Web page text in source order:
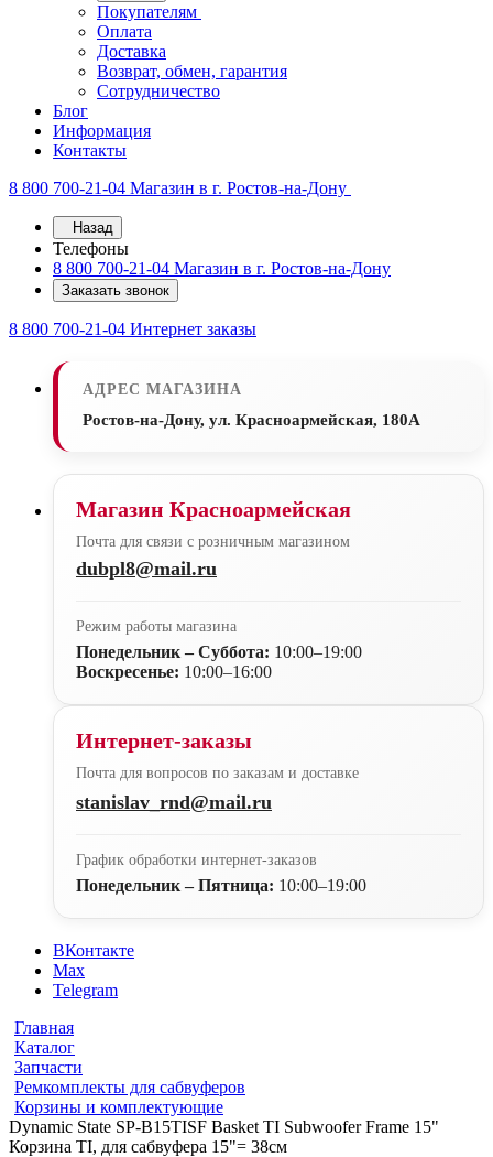
Покупателям
Оплата
Доставка
Возврат, обмен, гарантия
Сотрудничество
Блог
Информация
Контакты
8 800 700-21-04 Магазин в г. Ростов-на-Дону
Назад
Телефоны
8 800 700-21-04 Магазин в г. Ростов-на-Дону
Заказать звонок
8 800 700-21-04 Интернет заказы
АДРЕС МАГАЗИНА
Ростов-на-Дону, ул. Красноармейская, 180А
Магазин Красноармейская
Почта для связи с розничным магазином
dubpl8@mail.ru
Режим работы магазина
Понедельник – Суббота: 10:00–19:00
Воскресенье: 10:00–16:00
Интернет-заказы
Почта для вопросов по заказам и доставке
stanislav_rnd@mail.ru
График обработки интернет-заказов
Понедельник – Пятница: 10:00–19:00
ВКонтакте
Max
Telegram
Главная
Каталог
Запчасти
Ремкомплекты для сабвуферов
Корзины и комплектующие
Dynamic State SP-B15TISF Basket TI Subwoofer Frame 15"
Корзина TI, для сабвуфера 15"= 38см